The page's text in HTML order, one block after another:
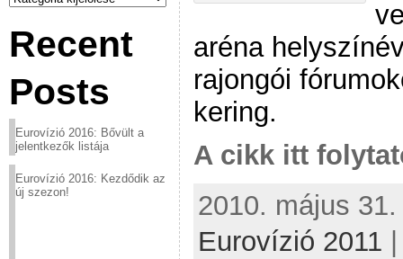
Recent
Posts
Eurovízió 2016: Bővült a
jelentkezők listája
Eurovízió 2016: Kezdődik az
új szezon!
aréna
rajongói
kering.
A cikk itt
2010. május
Eurovízió 2011